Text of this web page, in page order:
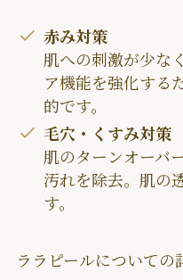
赤み対策
肌への刺激が少な
ア機能を強化する
的です。
毛穴・くすみ対策
肌のターンオーバ
汚れを除去。肌の
す。
ララピールについての